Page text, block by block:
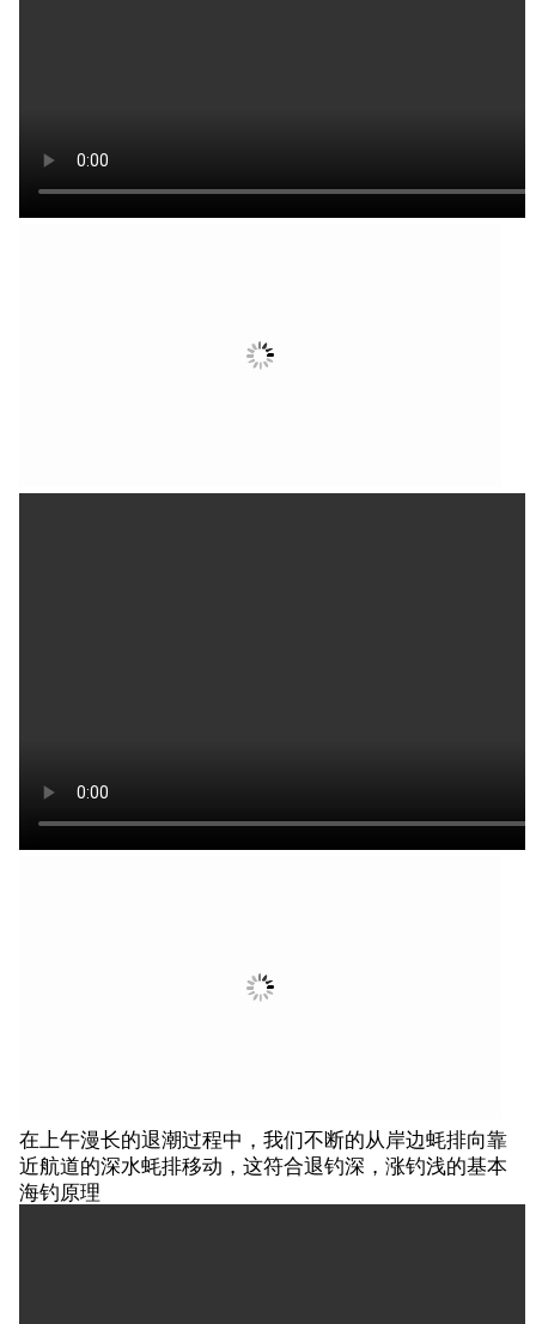
在上午漫长的退潮过程中，我们不断的从岸边蚝排向靠
近航道的深水蚝排移动，这符合退钓深，涨钓浅的基本
海钓原理